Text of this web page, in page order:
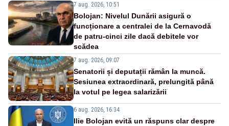
7 aug. 2026, 10:51
Bolojan: Nivelul Dunării asigură o
funcționare a centralei de la Cernavodă
de patru-cinci zile dacă debitele vor
scădea
7 aug. 2026, 09:07
Senatorii și deputații rămân la muncă.
Sesiunea extraordinară, prelungită până
la votul pe legea salarizării
6 aug. 2026, 16:34
Ilie Bolojan evită un răspuns clar despre